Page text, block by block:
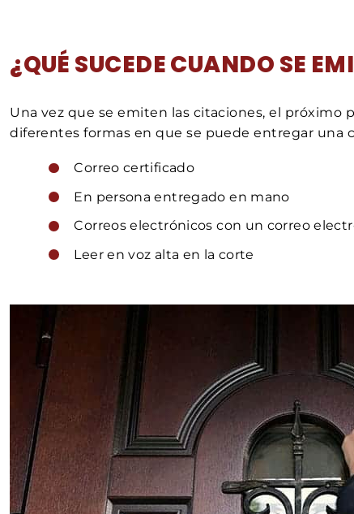
¿QUÉ SUCEDE CUANDO SE
Una vez que se emiten las citaciones, el próximo
diferentes formas en que se puede entregar una
Correo certificado
En persona entregado en mano
Correos electrónicos con un correo
Leer en voz alta en la corte